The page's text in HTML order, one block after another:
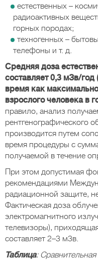
естественных –
радиоактивных
горных породах;
техногенных –
телефоны и т. д.
Средняя доза
составляет 0,3 мЗв/год
время как
взрослого человека в
правило, анализ
рентгенографического
производится путем
время процедуры с
получаемой в течение
При этом допустимая
рекомендациями
радиационной защите,
Фактическая доза
электромагнитного
телевизоры),
составляет 2–3 м3в.
Таблица: